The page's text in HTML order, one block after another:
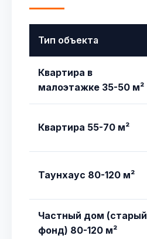
Тип объекта
Квартира в
малоэтажке 35-50 м²
Квартира 55-70 м²
Таунхаус 80-120 м²
Частный дом (старый
фонд) 80-120 м²